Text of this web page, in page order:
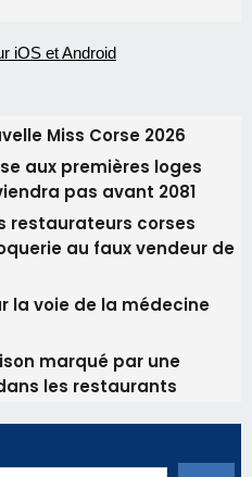
Miss Corse 2026
aux premières loges
pas avant 2081
restaurateurs corses
au faux vendeur de
la voie de la médecine
marqué par une
les restaurants